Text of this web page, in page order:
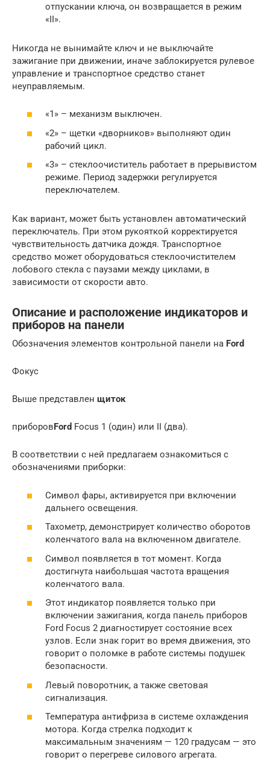
отпускании ключа, он возвращается в режим
«II».
Никогда не вынимайте ключ и не выключайте
зажигание при движении, иначе заблокируется рулевое
управление и транспортное средство станет
неуправляемым.
«1» – механизм выключен.
«2» – щетки «дворников» выполняют один
рабочий цикл.
«3» – стеклоочиститель работает в прерывистом
режиме. Период задержки регулируется
переключателем.
Как вариант, может быть установлен автоматический
переключатель. При этом рукояткой корректируется
чувствительность датчика дождя. Транспортное
средство может оборудоваться стеклоочистителем
лобового стекла с паузами между циклами, в
зависимости от скорости авто.
Описание и расположение индикаторов и
приборов на панели
Обозначения элементов контрольной панели на Ford
Фокус
Выше представлен щиток
приборовFord Focus 1 (один) или II (два).
В соответствии с ней предлагаем ознакомиться с
обозначениями приборки:
Символ фары, активируется при включении
дальнего освещения.
Тахометр, демонстрирует количество оборотов
коленчатого вала на включенном двигателе.
Символ появляется в тот момент. Когда
достигнута наибольшая частота вращения
коленчатого вала.
Этот индикатор появляется только при
включении зажигания, когда панель приборов
Ford Focus 2 диагностирует состояние всех
узлов. Если знак горит во время движения, это
говорит о поломке в работе системы подушек
безопасности.
Левый поворотник, а также световая
сигнализация.
Температура антифриза в системе охлаждения
мотора. Когда стрелка подходит к
максимальным значениям — 120 градусам — это
говорит о перегреве силового агрегата.